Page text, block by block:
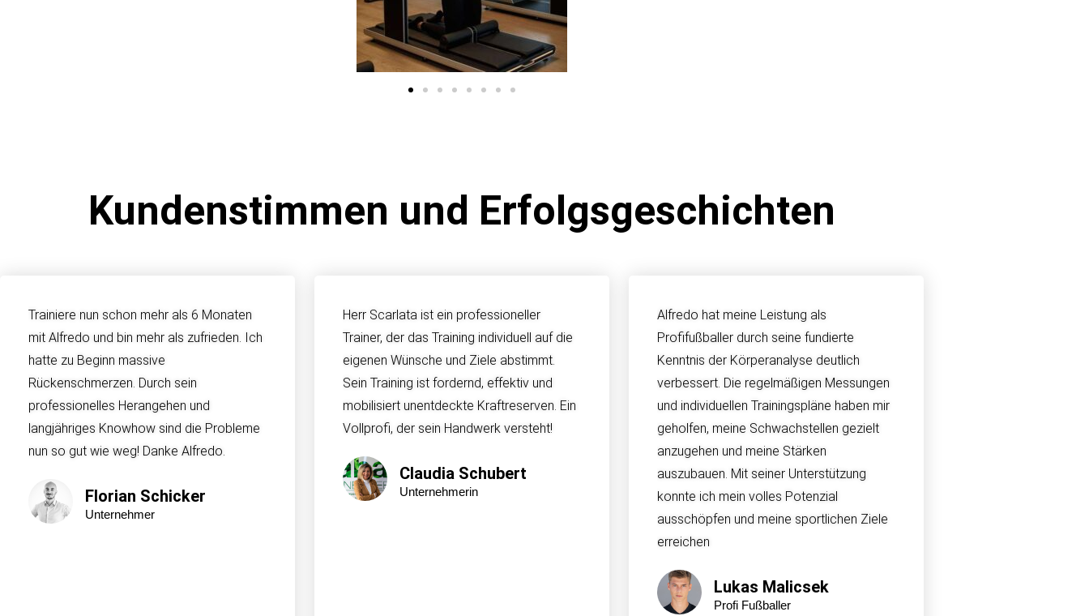
Kundenstimmen und Erfolgsgeschichten
Trainiere nun schon mehr als 6 Monaten
mit Alfredo und bin mehr als zufrieden. Ich
hatte zu Beginn massive
Rückenschmerzen. Durch sein
professionelles Herangehen und
langjähriges Knowhow sind die Probleme
nun so gut wie weg! Danke Alfredo.
Florian Schicker
Unternehmer
Herr Scarlata ist ein professioneller
Trainer, der das Training individuell auf die
eigenen Wünsche und Ziele abstimmt.
Sein Training ist fordernd, effektiv und
mobilisiert unentdeckte Kraftreserven. Ein
Vollprofi, der sein Handwerk versteht!
Claudia Schubert
Unternehmerin
Alfredo hat meine Leistung als
Profifußballer durch seine fundierte
Kenntnis der Körperanalyse deutlich
verbessert. Die regelmäßigen Messungen
und individuellen Trainingspläne haben mir
geholfen, meine Schwachstellen gezielt
anzugehen und meine Stärken
auszubauen. Mit seiner Unterstützung
konnte ich mein volles Potenzial
ausschöpfen und meine sportlichen Ziele
erreichen
Lukas Malicsek
Profi Fußballer